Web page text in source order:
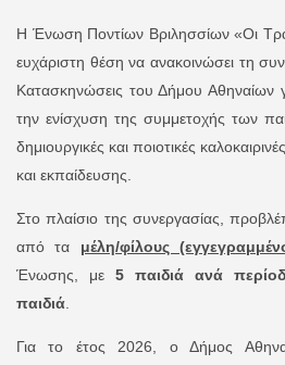
Η Ένωση Ποντίων Βριλησσίων «Οι
ευχάριστη θέση να ανακοινώσει τη
Κατασκηνώσεις του Δήμου Αθηναίων
την ενίσχυση της συμμετοχής των
δημιουργικές και ποιοτικές
και εκπαίδευσης.
Στο πλαίσιο της συνεργασίας,
από τα μέλη/φίλους
Ένωσης, με 5 παιδιά ανά
παιδιά.
Για το έτος 2026, ο Δήμος